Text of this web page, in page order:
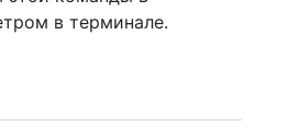
в терминале.